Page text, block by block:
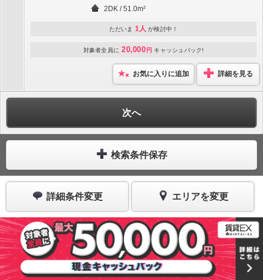
2DK / 51.0m²
ただいま 1人 が検討中！
対象者全員に 20,000 円 キャッシュバック!
お気に入りに追加 詳細を見る
次へ
検索条件保存
詳細条件変更 エリアを変更